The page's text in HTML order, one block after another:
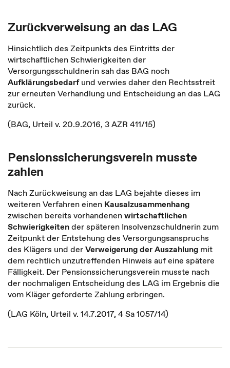
Zurückverweisung an das LAG
Hinsichtlich des Zeitpunkts des Eintritts der
wirtschaftlichen Schwierigkeiten der
Versorgungsschuldnerin sah das BAG noch
Aufklärungsbedarfund verwies daher den Rechtsstreit
zur erneuten Verhandlung und Entscheidung an das LAG
zurück.
(BAG, Urteil v. 20.9.2016, 3 AZR 411/15)
Pensionssicherungsverein musste
zahlen
Nach Zurückweisung an das LAG bejahte dieses im
weiteren Verfahren einen Kausalzusammenhang
zwischen bereits vorhandenenwirtschaftlichen
Schwierigkeitender späteren Insolvenzschuldnerin zum
Zeitpunkt der Entstehung des Versorgungsanspruchs
des Klägers und derVerweigerung der Auszahlung mit
dem rechtlich unzutreffenden Hinweis auf eine spätere
Fälligkeit. Der Pensionssicherungsverein musste nach
der nochmaligen Entscheidung des LAG im Ergebnis die
vom Kläger geforderte Zahlung erbringen.
(LAG Köln, Urteil v. 14.7.2017, 4 Sa 1057/14)